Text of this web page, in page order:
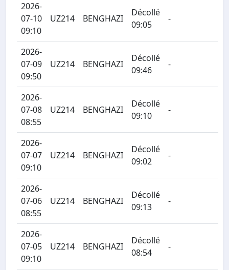
2026-
07-10
09:10
UZ214 BENGHAZI
Décollé
09:05
-
2026-
07-09
09:50
UZ214 BENGHAZI
Décollé
09:46
-
2026-
07-08
08:55
UZ214 BENGHAZI
Décollé
09:10
-
2026-
07-07
09:10
UZ214 BENGHAZI
Décollé
09:02
-
2026-
07-06
08:55
UZ214 BENGHAZI
Décollé
09:13
-
2026-
07-05
09:10
UZ214 BENGHAZI
Décollé
08:54
-